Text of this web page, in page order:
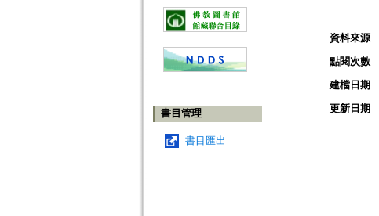
書目管理
書目匯出
資料來源
點閱次數
建檔日期
更新日期